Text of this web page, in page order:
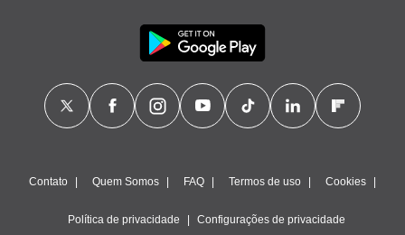
Contato Quem Somos FAQ Termos de uso Cookies
Política de privacidade Configurações de privacidade